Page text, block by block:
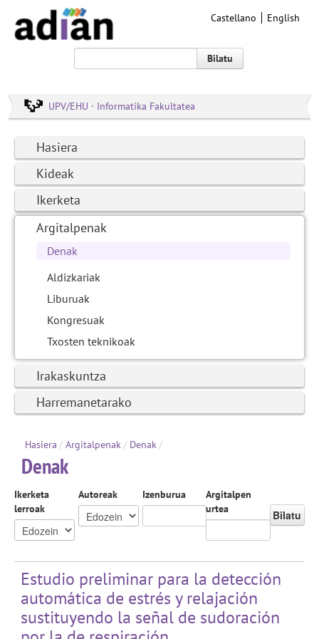
Castellano English
Bilatu
UPV/EHU · Informatika Fakultatea
Hasiera
Kideak
Ikerketa
Argitalpenak
Denak
Aldizkariak
Liburuak
Kongresuak
Txosten teknikoak
Irakaskuntza
Harremanetarako
Hasiera / Argitalpenak/ Denak/
Denak
Ikerketa
lerroak
Autoreak Izenburua
Argitalpen
urtea
Bilatu
Estudio preliminar para la detección
automática de estrés y relajación
sustituyendo la señal de sudoración